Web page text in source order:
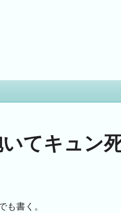
てキュン
書く。